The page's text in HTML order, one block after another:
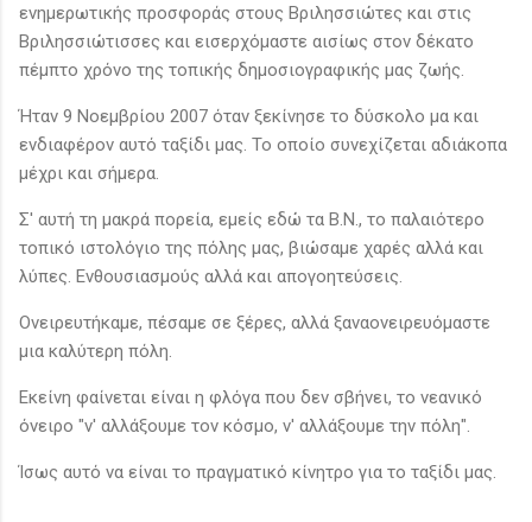
ενημερωτικής προσφοράς στους Βριλησσιώτες και στις
Βριλησσιώτισσες και εισερχόμαστε αισίως στον δέκατο
πέμπτο χρόνο της τοπικής δημοσιογραφικής μας ζωής.
Ήταν 9 Νοεμβρίου 2007 όταν ξεκίνησε το δύσκολο μα και
ενδιαφέρον αυτό ταξίδι μας. Το οποίο συνεχίζεται αδιάκοπα
μέχρι και σήμερα.
Σ' αυτή τη μακρά πορεία, εμείς εδώ τα Β.Ν., το παλαιότερο
τοπικό ιστολόγιο της πόλης μας, βιώσαμε χαρές αλλά και
λύπες. Ενθουσιασμούς αλλά και απογοητεύσεις.
Ονειρευτήκαμε, πέσαμε σε ξέρες, αλλά ξαναονειρευόμαστε
μια καλύτερη πόλη.
Εκείνη φαίνεται είναι η φλόγα που δεν σβήνει, το νεανικό
όνειρο "ν' αλλάξουμε τον κόσμο, ν' αλλάξουμε την πόλη".
Ίσως αυτό να είναι το πραγματικό κίνητρο για το ταξίδι μας.